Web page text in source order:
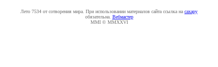
Лето 7534 от сотворения мира. При использовании материалов сайта ссылка на caxapу
обязательна. Вебмастер
MMI © MMXXVI